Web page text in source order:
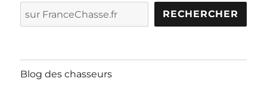
RECHERCHER
Blog des chasseurs